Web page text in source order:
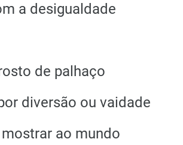
a desigualdade
de palhaço
diversão ou vaidade
ao mundo